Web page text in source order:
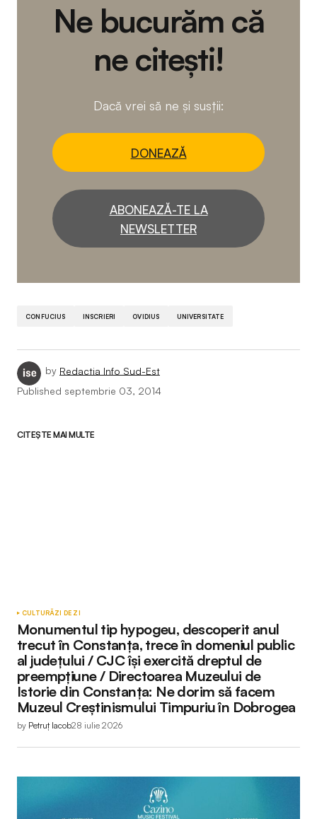
Ne bucurăm că
ne citești!
Dacă vrei să ne și susții:
DONEAZĂ
ABONEAZĂ-TE LA
NEWSLETTER
CONFUCIUS INSCRIERI OVIDIUS UNIVERSITATE
by Redactia Info Sud-Est
Published septembrie 03, 2014
CITEȘTE MAI MULTE
CULTURĂZI DE ZI
Monumentul tip hypogeu, descoperit anul
trecut în Constanța, trece în domeniul public
al județului / CJC își exercită dreptul de
preempțiune / Directoarea Muzeului de
Istorie din Constanța: Ne dorim să facem
Muzeul Creștinismului Timpuriu în Dobrogea
by Petruț Iacob28 iulie 2026